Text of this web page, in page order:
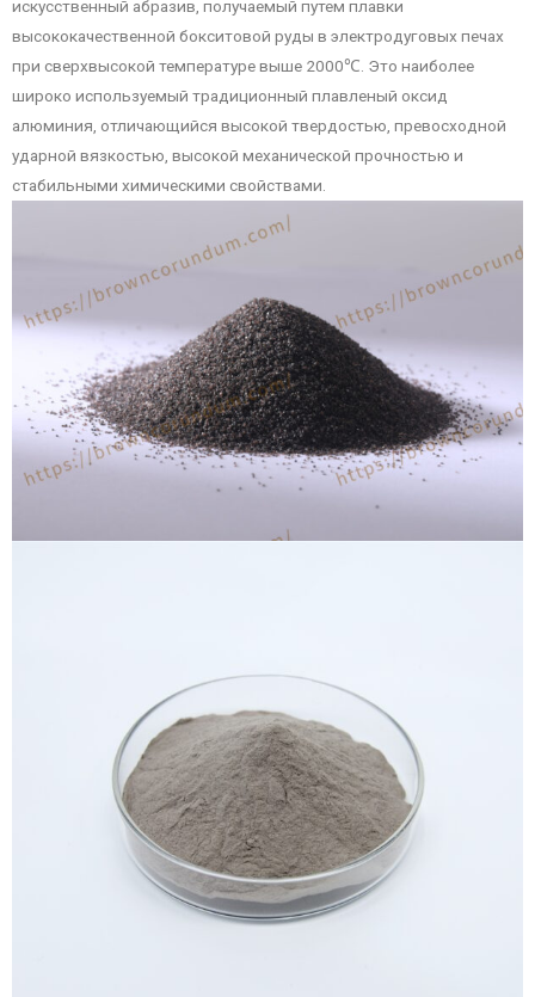
искусственный абразив, получаемый путем плавки
высококачественной бокситовой руды в электродуговых печах
при сверхвысокой температуре выше 2000℃. Это наиболее
широко используемый традиционный плавленый оксид
алюминия, отличающийся высокой твердостью, превосходной
ударной вязкостью, высокой механической прочностью и
стабильными химическими свойствами.